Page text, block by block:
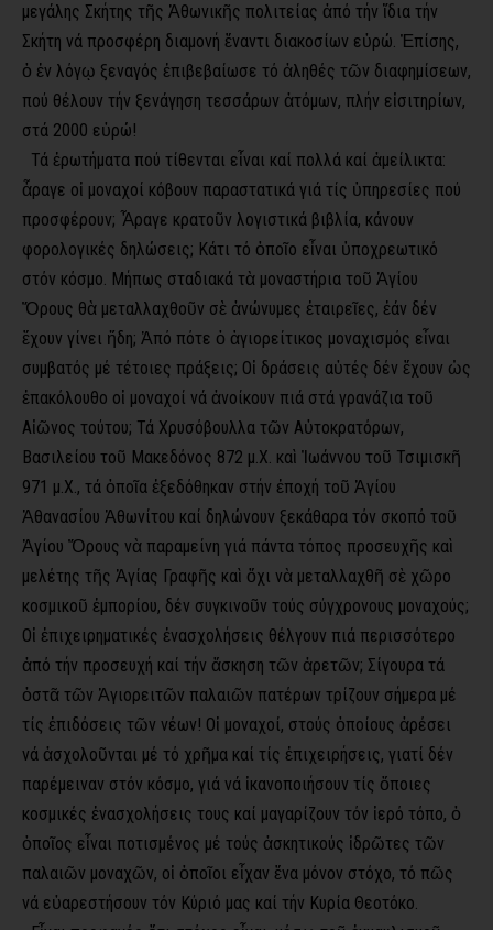
μεγάλης Σκήτης τῆς Ἀθωνικῆς πολιτείας ἀπό τήν ἴδια τήν
Σκήτη νά προσ­φέρη διαμονή ἔναντι διακοσίων εὐρώ. Ἐπίσης,
ὁ ἐν λόγῳ ξεναγός ἐπιβεβαίωσε τό ἀληθές τῶν διαφημίσεων,
πού θέλουν τήν ξενάγηση τεσσάρων ἀτόμων, πλήν εἰσιτηρίων,
στά 2000 εὐρώ!
Τά ἐρωτήματα πού τίθενται εἶναι καί πολλά καί ἀμείλικτα:
ἆραγε οἱ μοναχοί κόβουν παραστατικά γιά τίς ὑπηρεσίες πού
προσφέρουν; Ἆραγε κρατοῦν λογιστικά βιβλία, κάνουν
φορολογικές δηλώσεις; Κάτι τό ὁποῖο εἶναι ὑποχρεωτικό
στόν κόσμο. Μήπως σταδιακά τὰ μοναστήρια τοῦ Ἁγίου
Ὄρους θὰ μεταλλαχθοῦν σὲ ἀνώνυμες ἑταιρεῖες, ἐάν δέν
ἔχουν γίνει ἤδη; Ἀπό πότε ὁ ἁγιορείτικος μοναχισμός εἶναι
συμβατός μέ τέτοιες πράξεις; Οἱ δράσεις αὐτές δέν ἔχουν ὡς
ἐπακόλουθο οἱ μοναχοί νά ἀνοίκουν πιά στά γρανάζια τοῦ
Αἰῶνος τούτου; Τά Χρυσόβουλλα τῶν Αὐτοκρατόρων,
Βασιλείου τοῦ Μακεδόνος 872 μ.Χ. καὶ Ἰωάννου τοῦ Τσιμισκῆ
971 μ.Χ., τά ὁποῖα ἐξεδόθηκαν στήν ἐποχή τοῦ Ἁγίου
Ἀθανασίου Ἀθωνίτου καί δηλώνουν ξεκάθαρα τόν σκοπό τοῦ
Ἁγίου Ὄρους νὰ παραμείνη γιά πάντα τόπος προσευχῆς καὶ
μελέτης τῆς Ἁγίας Γραφῆς καὶ ὄχι νὰ μεταλλαχθῆ σὲ χῶρο
κοσμικοῦ ἐμπορίου, δέν συγκινοῦν τούς σύγχρονους μοναχούς;
Οἱ ἐπιχειρηματικές ἐνασχολήσεις θέλγουν πιά περισσότερο
ἀπό τήν προσευχή καί τήν ἄσκηση τῶν ἀρετῶν; Σίγουρα τά
ὀστᾶ τῶν Ἁγιορειτῶν παλαιῶν πατέρων τρίζουν σήμερα μέ
τίς ἐπιδόσεις τῶν νέων! Οἱ μοναχοί, στούς ὁποίους ἀρέσει
νά ἀσχολοῦνται μέ τό χρῆμα καί τίς ἐπιχειρήσεις, γιατί δέν
παρέμειναν στόν κόσμο, γιά νά ἱκανοποιήσουν τίς ὅποιες
κοσμικές ἐνασχολήσεις τους καί μαγαρίζουν τόν ἱερό τόπο, ὁ
ὁποῖος εἶναι ποτισμένος μέ τούς ἀσκητικούς ἱδρῶτες τῶν
παλαιῶν μοναχῶν, οἱ ὁποῖοι εἶχαν ἕνα μόνον στόχο, τό πῶς
νά εὐαρεστήσουν τόν Κύριό μας καί τήν Κυρία Θεοτόκο.